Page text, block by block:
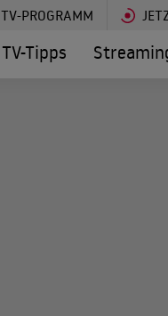
TV-PROGRAMM
TV-Tipps